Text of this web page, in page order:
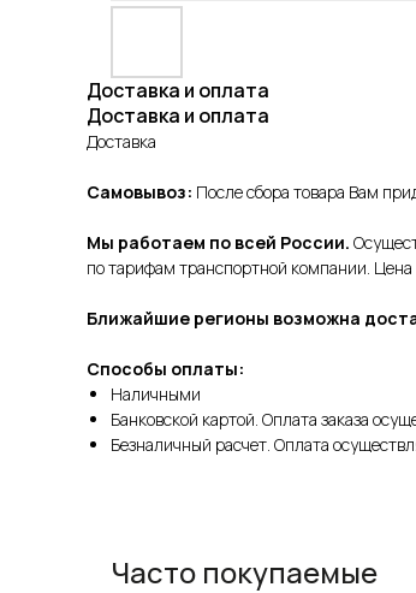
Доставка и оплата
Доставка и оплата
Доставка
Самовывоз: После сбора товара Вам
Мы работаем по всей России.
по тарифам транспортной компании.
Ближайшие регионы возможна
Способы оплаты:
Наличными
Банковской картой. Оплата заказа
Безналичный расчет. Оплата
Часто покупаемые